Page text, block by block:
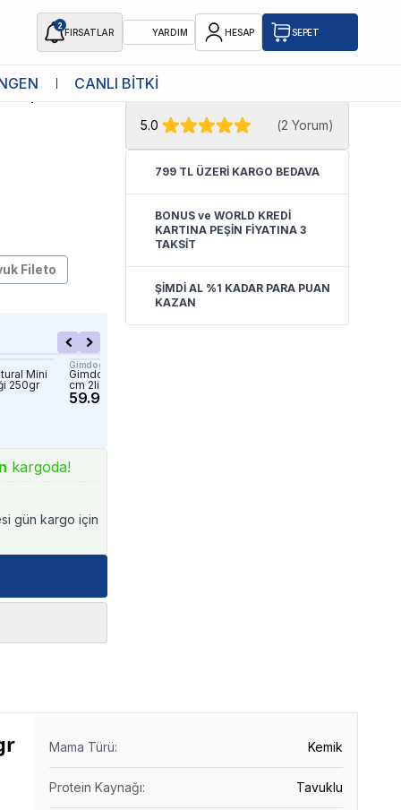
2
FIRSATLAR YARDIM HESAP SEPET
CANLI BİTKİ
Köpek
Fileto
Mini
250gr
Gimdog
Gimdog Mordimi Press Kemik 11
cm 2li Beyaz
59.90 TL
kargoda!
gün kargo için
★ Atakan Petshop,
satıcısıdır.
5.0 (2 Yorum)
799 TL ÜZERİ KARGO BEDAVA
BONUS ve WORLD KREDİ
KARTINA PEŞİN FİYATINA 3
TAKSİT
ŞİMDİ AL %1 KADAR PARA PUAN
KAZAN
Mama Türü: Kemik
Protein Kaynağı: Tavuklu